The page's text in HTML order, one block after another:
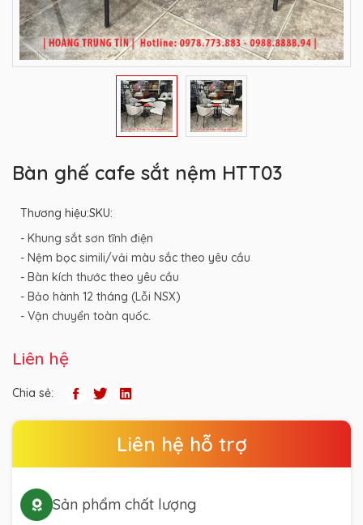
Bàn ghế cafe sắt nệm HTT03
Thương hiệu:SKU:
- Khung sắt sơn tĩnh điện
- Nệm bọc simili/vải màu sắc theo yêu cầu
- Bàn kích thước theo yêu cầu
- Bảo hành 12 tháng (Lỗi NSX)
- Vận chuyển toàn quốc.
Liên hệ
Chia sẻ:
Liên hệ hỗ trợ
Sản phẩm chất lượng